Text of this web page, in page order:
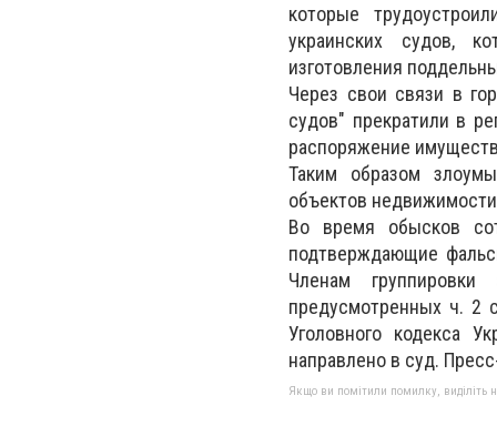
которые
украинских судов,
изготовления
Через свои связи в
судов" прекратили в
распоряжение
Таким образом
объектов
Во время обысков
подтверждающие
Членам
предусмотренных ч. 2
Уголовного кодекса
направлено в суд.
Якщо ви помітили помилку, виділіть